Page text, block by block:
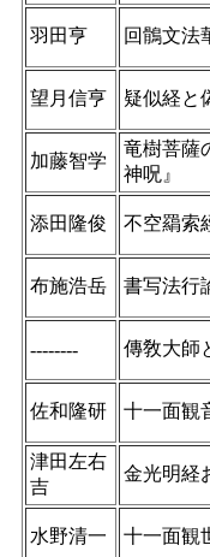
羽田亨 回鶻文法
望月信亨 疑似経と
加藤智学
竜樹菩薩
神呪』
添田隆俊 不空羂索
布施浩岳 書写法行
-------- 傳敎大師
佐和隆研 十一面観
津田左右
吉
金光明経
水野清一 十一面観